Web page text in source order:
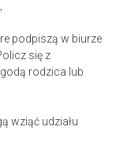
podpiszą w biurze
się z
rodzica lub
wziąć udziału